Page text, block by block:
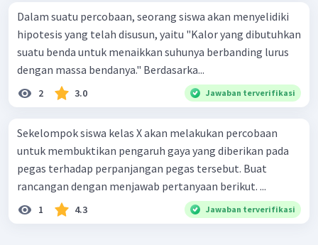
Dalam suatu percobaan, seorang siswa akan menyelidiki
hipotesis yang telah disusun, yaitu "Kalor yang dibutuhkan
suatu benda untuk menaikkan suhunya berbanding lurus
dengan massa bendanya." Berdasarka...
2 3.0 Jawaban terverifikasi
Sekelompok siswa kelas X akan melakukan percobaan
untuk membuktikan pengaruh gaya yang diberikan pada
pegas terhadap perpanjangan pegas tersebut. Buat
rancangan dengan menjawab pertanyaan berikut. ...
1 4.3 Jawaban terverifikasi